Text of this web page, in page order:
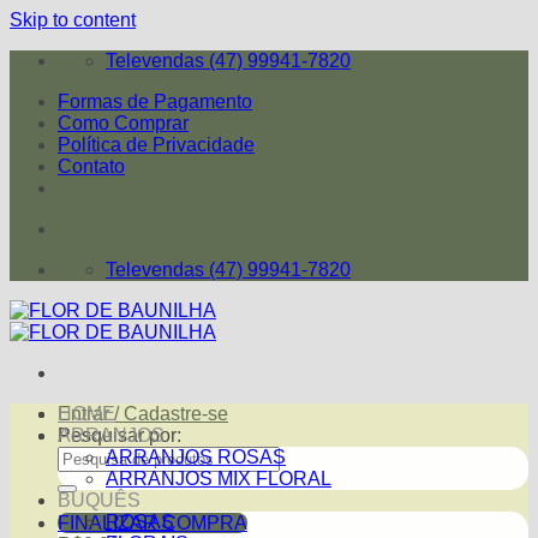
Skip to content
Televendas (47) 99941-7820
Formas de Pagamento
Como Comprar
Política de Privacidade
Contato
Televendas (47) 99941-7820
Entrar / Cadastre-se
Pesquisar por:
FINALIZAR COMPRA
HOME
ARRANJOS
ARRANJOS ROSAS
ARRANJOS MIX FLORAL
BUQUÊS
ROSAS